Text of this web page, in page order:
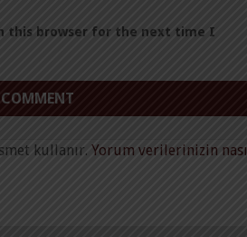
this browser for the next time I
kullanır. Yorum verilerinizin nasıl